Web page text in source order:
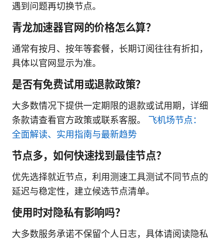
遇到问题再切换节点。
青龙加速器官网的价格怎么算？
通常有按月、按年等套餐，长期订阅往往有折扣，
具体以官网显示为准。
是否有免费试用或退款政策？
大多数情况下提供一定期限的退款或试用期，详细
条款请查看官方政策或联系客服。 飞机场节点：
全面解读、实用指南与最新趋势
节点多，如何快速找到最佳节点？
优先选择就近节点，利用测速工具测试不同节点的
延迟与稳定性，建立候选节点清单。
使用时对隐私有影响吗？
大多数服务承诺不保留个人日志，具体请阅读隐私